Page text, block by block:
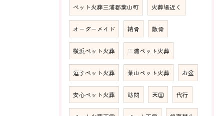
ペット火葬三浦郡葉山町 火葬場近く
オーダーメイド 納骨 散骨
横浜ペット火葬 三浦ペット火葬
逗子ペット火葬 葉山ペット火葬 お盆
安心ペット火葬 訪問 天国 代行